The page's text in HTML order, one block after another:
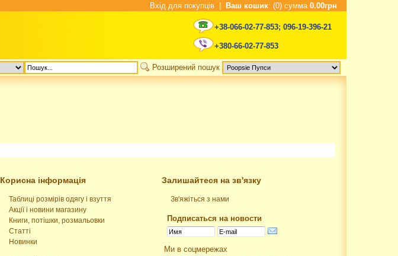
Вхід для покупців Ваш кошик: (0) сумма 0.00грн
+38-066-02-77-853; 096-19-396-21
+380-66-02-77-853
Розширений пошук
Корисна інформація
Таблиці розмірів одягу і взуття
Акції і новини магазину
Книги, потішки, розмальовки
Статті
Новинки
Залишайтеся на зв'язку
Зв'яжіться з нами
Подписаться на новости
Ми в соцмережах